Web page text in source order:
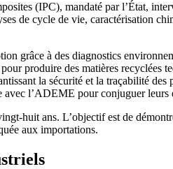
(IPC), mandaté par l’État,
de cycle de vie, caractérisation
grâce à des diagnostics
produire des matières recyclées
la sécurité et la traçabilité des
l’ADEME pour conjuguer
huit ans. L’objectif est de
aux importations.